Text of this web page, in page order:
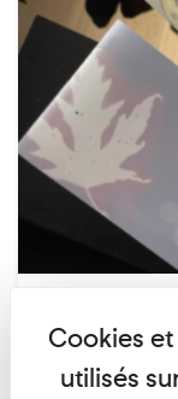
Atelier
Familles